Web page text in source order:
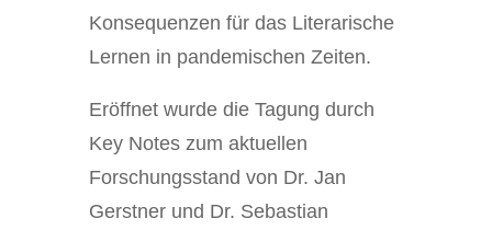
Konsequenzen für das Literarische
Lernen in pandemischen Zeiten.
Eröffnet wurde die Tagung durch
Key Notes zum aktuellen
Forschungsstand von Dr. Jan
Gerstner und Dr. Sebastian